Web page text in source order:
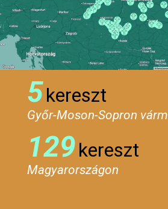
5kereszt
Győr-Moson-Sopron
129kereszt
Magyarországon